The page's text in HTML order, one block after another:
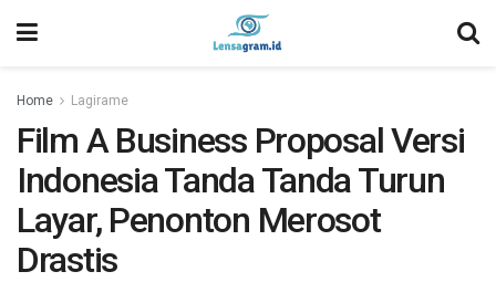
Home Lagirame
Film A Business Proposal Versi
Indonesia Tanda Tanda Turun
Layar, Penonton Merosot
Drastis